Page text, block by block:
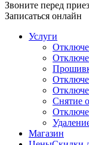
Звоните перед
Записаться онлайн
Услуги
Снятие
Магазин